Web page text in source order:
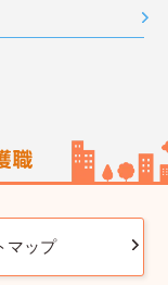
マップ